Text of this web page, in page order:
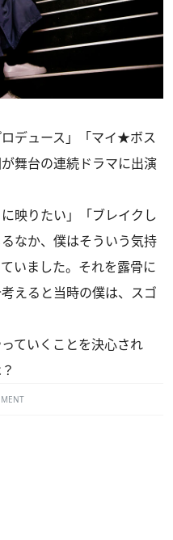
デュース」「マイ★ボス
舞台の連続ドラマに出演
映りたい」「ブレイクし
なか、僕はそういう気持
いました。それを露骨に
えると当時の僕は、スゴ
ていくことを決心され